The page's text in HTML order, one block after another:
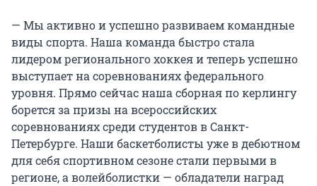
— Мы активно и успешно развиваем командные
виды спорта. Наша команда быстро стала
лидером регионального хоккея и теперь успешно
выступает на соревнованиях федерального
уровня. Прямо сейчас наша сборная по керлингу
борется за призы на всероссийских
соревнованиях среди студентов в Санкт-
Петербурге. Наши баскетболисты уже в дебютном
для себя спортивном сезоне стали первыми в
регионе, а волейболистки — обладатели наград